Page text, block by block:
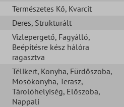
Természetes Kő, Kvarcit
Deres, Strukturált
Vízlepergető, Fagyálló,
Beépítésre kész hálóra
ragasztva
Télikert, Konyha, Fürdőszoba,
Mosókonyha, Terasz,
Tárolóhelyiség, Előszoba,
Nappali